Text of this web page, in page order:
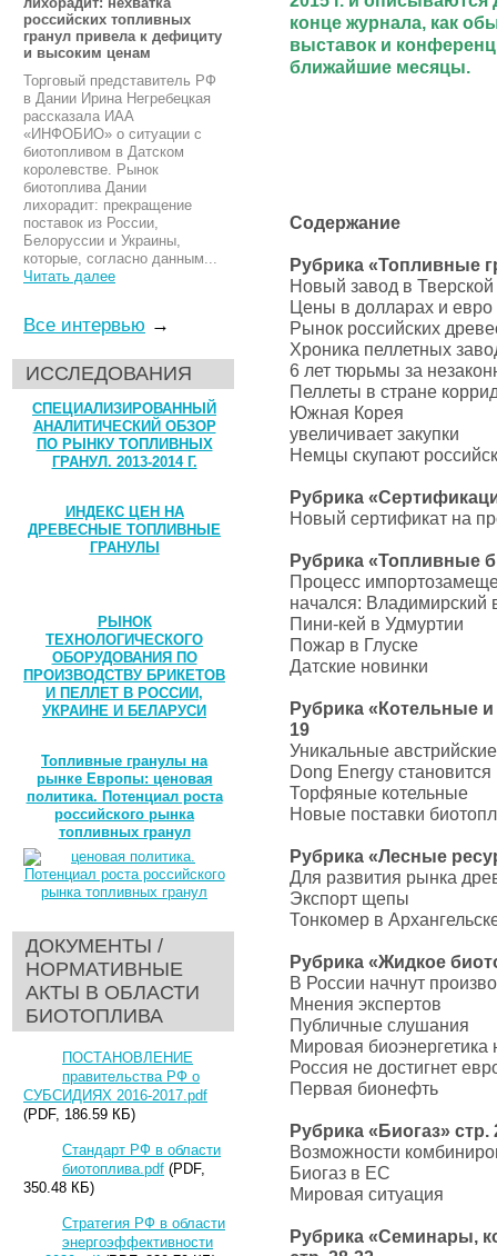
российских топливных
гранул привела к дефициту
и высоким ценам
Торговый представитель РФ
в Дании Ирина Негребецкая
рассказала ИАА
«ИНФОБИО» о ситуации с
биотопливом в Датском
королевстве. Рынок
биотоплива Дании
лихорадит: прекращение
поставок из России,
Белоруссии и Украины,
которые, согласно данным...
Читать далее
Все интервью →
ИССЛЕДОВАНИЯ
СПЕЦИАЛИЗИРОВАННЫЙ
АНАЛИТИЧЕСКИЙ ОБЗОР
ПО РЫНКУ ТОПЛИВНЫХ
ГРАНУЛ. 2013-2014 Г.
ИНДЕКС ЦЕН НА
ДРЕВЕСНЫЕ ТОПЛИВНЫЕ
ГРАНУЛЫ
РЫНОК
ТЕХНОЛОГИЧЕСКОГО
ОБОРУДОВАНИЯ ПО
ПРОИЗВОДСТВУ БРИКЕТОВ
И ПЕЛЛЕТ В РОССИИ,
УКРАИНЕ И БЕЛАРУСИ
Топливные гранулы на
рынке Европы: ценовая
политика. Потенциал роста
российского рынка
топливных гранул
ДОКУМЕНТЫ /
НОРМАТИВНЫЕ
АКТЫ В ОБЛАСТИ
БИОТОПЛИВА
ПОСТАНОВЛЕНИЕ
правительства РФ о
СУБСИДИЯХ 2016-2017.pdf
(PDF, 186.59 КБ)
Стандарт РФ в области
биотоплива.pdf (PDF,
350.48 КБ)
Стратегия РФ в области
энергоэффективности
конце журнала, как
выставок и
ближайшие месяцы.
Содержание
Рубрика «Топливные
Новый завод в Тверской
Цены в долларах и евро
Рынок российских
Хроника пеллетных
6 лет тюрьмы за
Пеллеты в стране
Южная Корея
увеличивает закупки
Немцы скупают
Рубрика
Новый сертификат на
Рубрика «Топливные
Процесс
начался: Владимирский
Пини-кей в Удмуртии
Пожар в Глуске
Датские новинки
Рубрика «Котельные
19
Уникальные
Dong Energy
Торфяные котельные
Новые поставки
Рубрика «Лесные
Для развития рынка
Экспорт щепы
Тонкомер в
Рубрика «Жидкое
В России начнут
Мнения экспертов
Публичные слушания
Мировая
Россия не достигнет
Первая бионефть
Рубрика «Биогаз» стр.
Возможности
Биогаз в ЕС
Мировая ситуация
Рубрика «Семинары,